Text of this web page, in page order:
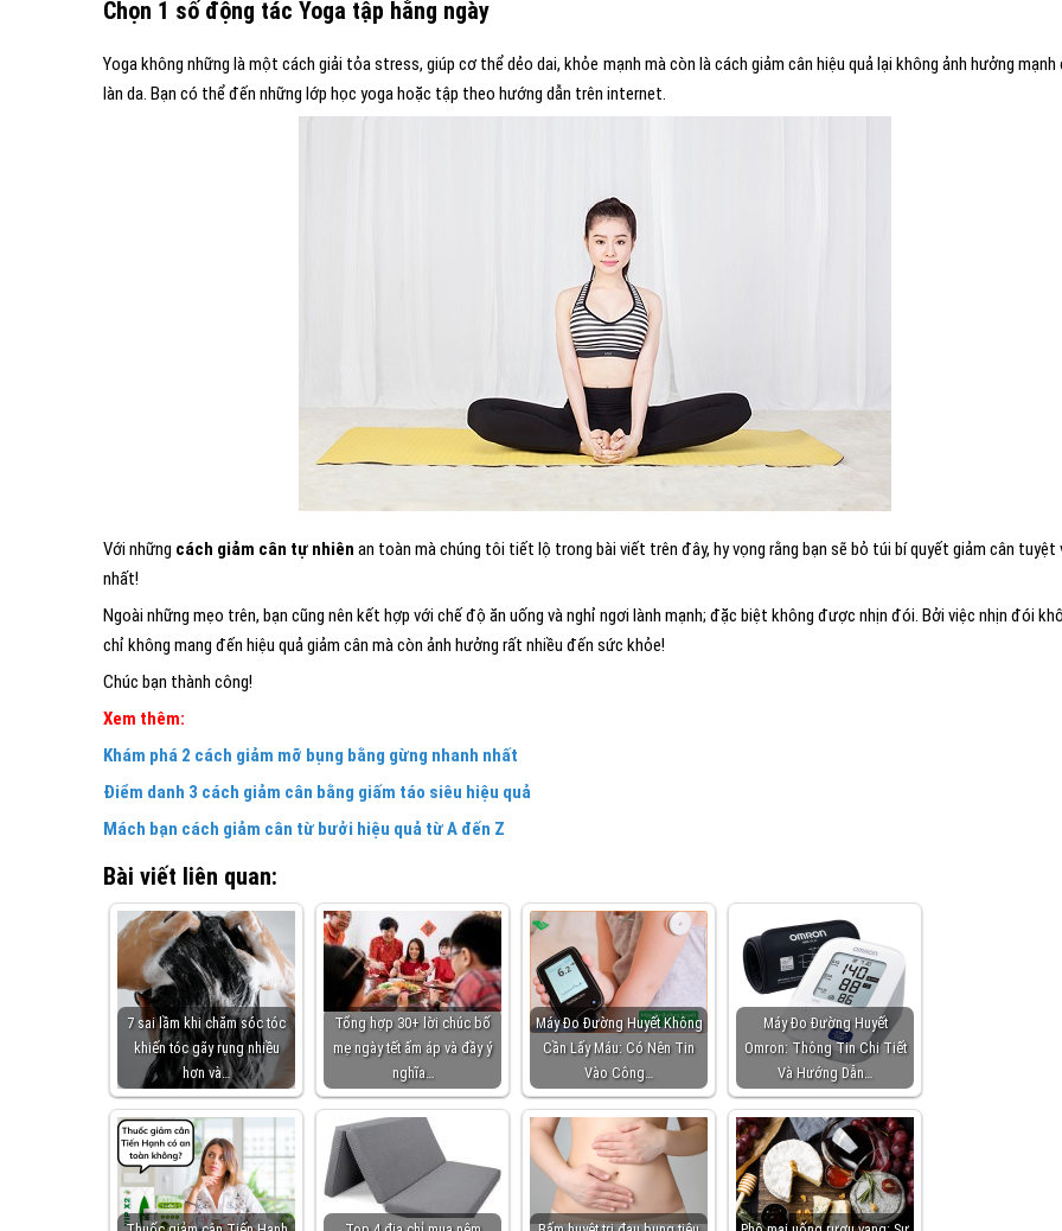
Chọn 1 số động tác Yoga tập hằng ngày
Yoga không những là một cách giải tỏa stress, giúp cơ thể dẻo dai, khỏe mạnh mà còn là cách giảm cân hiệu quả lại không ảnh hưởng mạnh
làn da. Bạn có thể đến những lớp học yoga hoặc tập theo hướng dẫn trên internet.
Với những cách giảm cân tự nhiên an toàn mà chúng tôi tiết lộ trong bài viết trên đây, hy vọng rằng bạn sẽ bỏ túi bí quyết giảm cân tuyệt
nhất!
Ngoài những mẹo trên, bạn cũng nên kết hợp với chế độ ăn uống và nghỉ ngơi lành mạnh; đặc biệt không được nhịn đói. Bởi việc nhịn đói
chỉ không mang đến hiệu quả giảm cân mà còn ảnh hưởng rất nhiều đến sức khỏe!
Chúc bạn thành công!
Xem thêm:
Khám phá 2 cách giảm mỡ bụng bằng gừng nhanh nhất
Điểm danh 3 cách giảm cân bằng giấm táo siêu hiệu quả
Mách bạn cách giảm cân từ bưởi hiệu quả từ A đến Z
Bài viết liên quan:
7 sai lầm khi chăm sóc tóc
khiến tóc gãy rụng nhiều
hơn và…
Tổng hợp 30+ lời chúc bố
mẹ ngày tết ấm áp và đầy ý
nghĩa…
Máy Đo Đường Huyết Không
Cần Lấy Máu: Có Nên Tin
Vào Công…
Máy Đo Đường Huyết
Omron: Thông Tin Chi Tiết
Và Hướng Dẫn…